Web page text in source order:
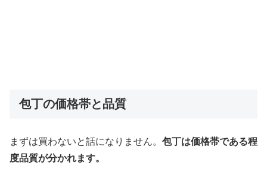
包丁の価格帯と品質
まずは買わないと話になりません。 包丁は価格帯である程
度品質が分かれます。